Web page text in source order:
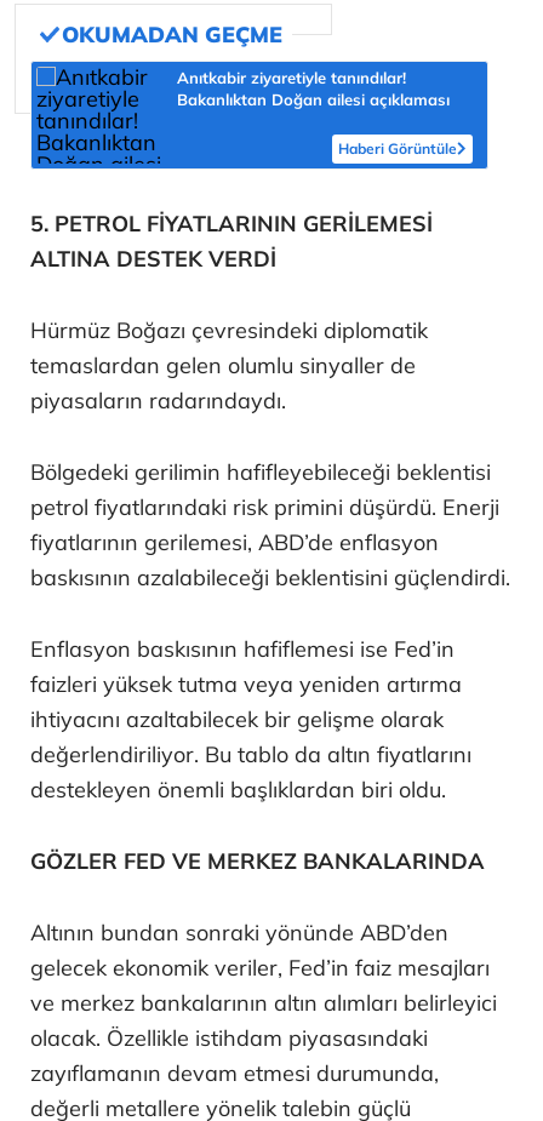
Anıtkabir ziyaretiyle tanındılar!
Bakanlıktan Doğan ailesi açıklaması
Haberi Görüntüle
5. PETROL FİYATLARININ GERİLEMESİ
ALTINA DESTEK VERDİ
Hürmüz Boğazı çevresindeki diplomatik
temaslardan gelen olumlu sinyaller de
piyasaların radarındaydı.
Bölgedeki gerilimin hafifleyebileceği beklentisi
petrol fiyatlarındaki risk primini düşürdü. Enerji
fiyatlarının gerilemesi, ABD’de enflasyon
baskısının azalabileceği beklentisini güçlendirdi.
Enflasyon baskısının hafiflemesi ise Fed’in
faizleri yüksek tutma veya yeniden artırma
ihtiyacını azaltabilecek bir gelişme olarak
değerlendiriliyor. Bu tablo da altın fiyatlarını
destekleyen önemli başlıklardan biri oldu.
GÖZLER FED VE MERKEZ BANKALARINDA
Altının bundan sonraki yönünde ABD’den
gelecek ekonomik veriler, Fed’in faiz mesajları
ve merkez bankalarının altın alımları belirleyici
olacak. Özellikle istihdam piyasasındaki
zayıflamanın devam etmesi durumunda,
değerli metallere yönelik talebin güçlü